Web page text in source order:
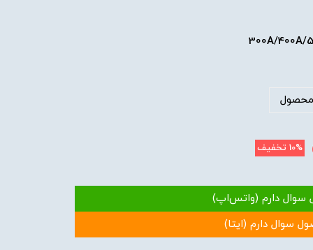
10% تخفیف
سوال دارم (واتس‌اپ)
سوال دارم (ایتا)